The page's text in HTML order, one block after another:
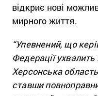
відкриє нові
мирного життя.
“Упевнений, що
Федерації
Херсонська
ставши